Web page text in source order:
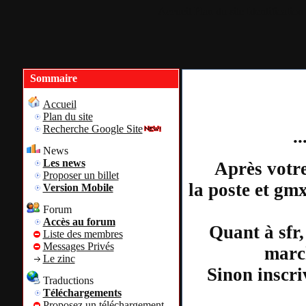
Sommaire
Accueil
Plan du site
Recherche Google Site
News
Les news
Proposer un billet
Version Mobile
Forum
Accès au forum
Liste des membres
Messages Privés
Le zinc
Traductions
Téléchargements
Après
la poste et
Quant à
Sinon